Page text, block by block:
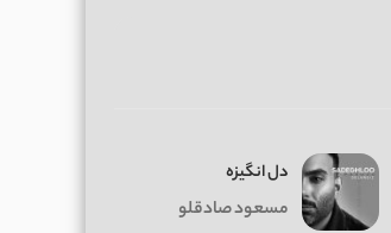
دل انگیزه
مسعود صادقلو